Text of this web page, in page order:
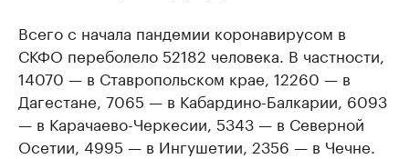
Всего с начала пандемии коронавирусом в
СКФО переболело 52182 человека. В частности,
14070 — в Ставропольском крае, 12260 — в
Дагестане, 7065 — в Кабардино-Балкарии, 6093
— в Карачаево-Черкесии, 5343 — в Северной
Осетии, 4995 — в Ингушетии, 2356 — в Чечне.